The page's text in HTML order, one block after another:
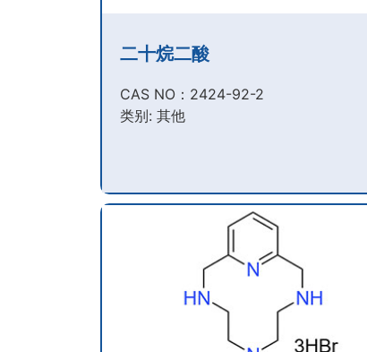
二十烷二酸
CAS NO：2424-92-2​
类别: 其他